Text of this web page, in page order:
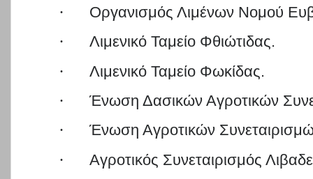
· Οργανισμός Λιμένων Νομού
· Λιμενικό Ταμείο Φθιώτιδας.
· Λιμενικό Ταμείο Φωκίδας.
· Ένωση Δασικών Αγροτικών
· Ένωση Αγροτικών
· Αγροτικός Συνεταιρισμός